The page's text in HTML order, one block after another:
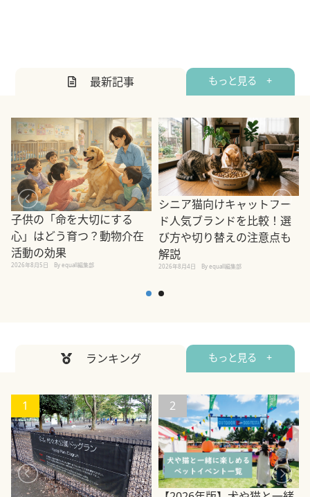
最新記事 もっと見る +
子供の「命を大切にする
心」はどう育つ？動物介在
活動の効果
2026年8月5日 By equall編集部
シニア猫向けキャットフー
ド人気ブランドを比較！選
び方や切り替えの注意点も
解説
2026年8月4日 By equall編集部
ランキング もっと見る +
1 2